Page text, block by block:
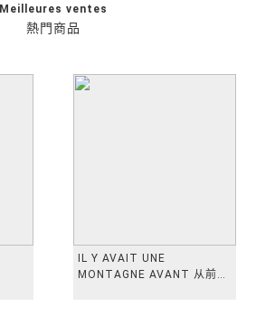
熱門商品
Meilleures ventes
IL Y AVAIT UNE
MONTAGNE AVANT 从前有